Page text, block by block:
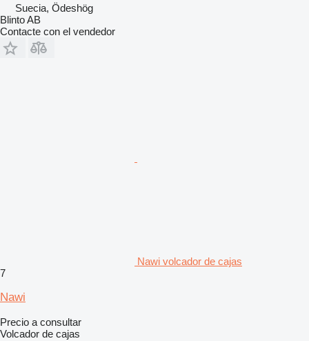
Suecia, Ödeshög
Blinto AB
Contacte con el vendedor
Nawi volcador de cajas
7
Nawi
Precio a consultar
Volcador de cajas